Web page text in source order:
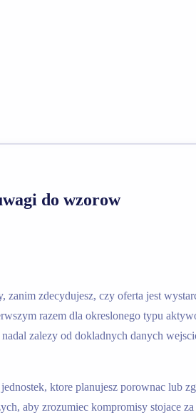
do wzorow
zdecydujesz, czy oferta jest
razem dla okreslonego typu
zalezy od dokladnych danych
ktore planujesz porownac lub
aby zrozumiec kompromisy stojace